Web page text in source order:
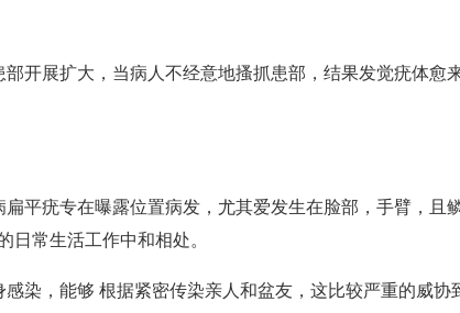
展扩大，当病人不经意地搔抓患部，结果发觉疣体愈
疣专在曝露位置病发，尤其爱发生在脸部，手臂，且
日常生活工作中和相处。
，能够 根据紧密传染亲人和盆友，这比较严重的威协